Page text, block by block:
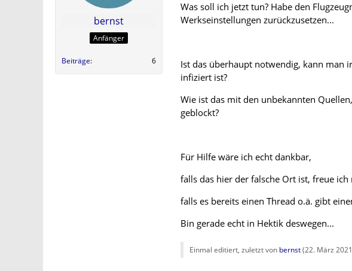
bernst
Anfänger
Beiträge 6
Was soll ich jetzt tun? Habe den
Werkseinstellungen zurückzusetzen...
Ist das überhaupt notwendig, kann man
infiziert ist?
Wie ist das mit den unbekannten
geblockt?
Für Hilfe wäre ich echt dankbar,
falls das hier der falsche Ort ist, freue
falls es bereits einen Thread o.ä. gibt
Bin gerade echt in Hektik deswegen...
Einmal editiert, zuletzt von bernst(22. März